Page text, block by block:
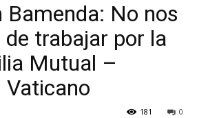
Bamenda: No nos
trabajar por la
Mutual –
Vaticano
0
181